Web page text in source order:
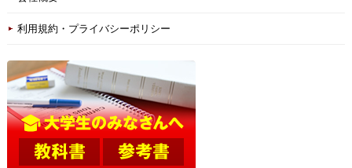
利用規約・プライバシーポリシー